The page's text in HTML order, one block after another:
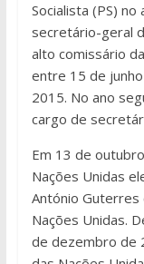
Socialista (PS)
secretário-geral
alto comissário
entre 15 de
2015. No ano
cargo de
Em 13 de
Nações Unidas
António Guterres
Nações Unidas.
de dezembro de